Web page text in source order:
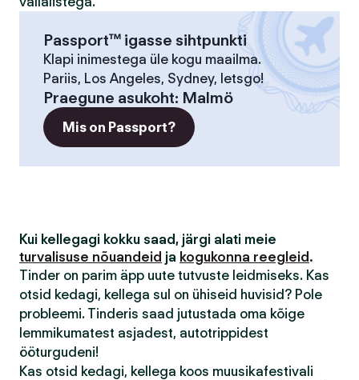
Passport™ igasse sihtpunkti
Klapi inimestega üle kogu maailma.
Pariis, Los Angeles, Sydney, letsgo!
Praegune asukoht: Malmö
Mis on Passport?
Kui kellegagi kokku saad, järgi alati meie
turvalisuse nõuandeid ja kogukonna reegleid .
Tinder on parim äpp uute tutvuste leidmiseks. Kas
otsid kedagi, kellega sul on ühiseid huvisid? Pole
probleemi. Tinderis saad jutustada oma kõige
lemmikumatest asjadest, autotrippidest
ööturgudeni!
Kas otsid kedagi, kellega koos muusikafestivali